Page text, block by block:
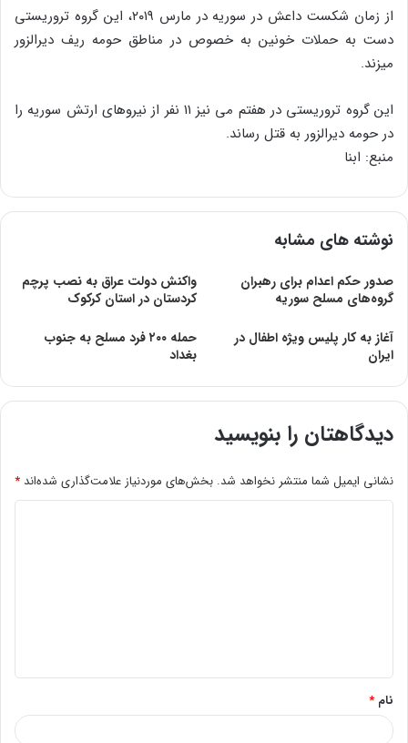
از زمان شکست داعش در سوریه در مارس ۲۰۱۹، این گروه تروریستی
دست به حملات خونین به خصوص در مناطق حومه ریف دیرالزور
می‎زند.
این گروه تروریستی در هفتم می نیز ۱۱ نفر از نیروهای ارتش سوریه را
در حومه دیرالزور به قتل رساند.
منبع: ابنا
نوشته های مشابه
صدور حکم اعدام برای رهبران
گروه‌های مسلح سوریه
واکنش دولت عراق به نصب پرچم
کردستان در استان کرکوک
آغاز به کار پلیس ویژه اطفال در
ایران
حمله ۲۰۰ فرد مسلح به جنوب
بغداد
دیدگاهتان را بنویسید
نشانی ایمیل شما منتشر نخواهد شد. بخش‌های موردنیاز علامت‌گذاری شده‌اند *
*
نام *